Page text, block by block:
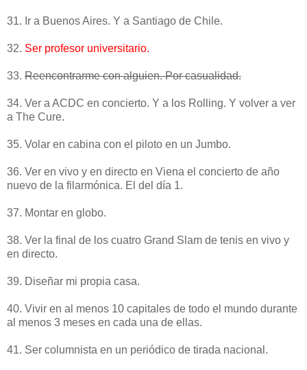
31. Ir a Buenos Aires. Y a Santiago de Chile.
32. Ser profesor universitario.
33. Reencontrarme con alguien. Por casualidad.
34. Ver a ACDC en concierto. Y a los Rolling. Y volver a ver
a The Cure.
35. Volar en cabina con el piloto en un Jumbo.
36. Ver en vivo y en directo en Viena el concierto de año
nuevo de la filarmónica. El del día 1.
37. Montar en globo.
38. Ver la final de los cuatro Grand Slam de tenis en vivo y
en directo.
39. Diseñar mi propia casa.
40. Vivir en al menos 10 capitales de todo el mundo durante
al menos 3 meses en cada una de ellas.
41. Ser columnista en un periódico de tirada nacional.